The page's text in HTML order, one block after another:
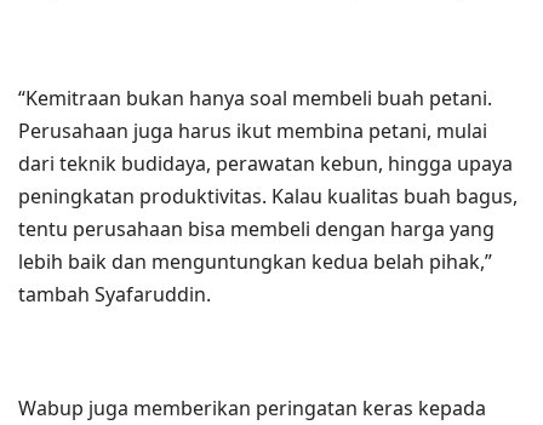
“Kemitraan bukan hanya soal membeli buah petani.
Perusahaan juga harus ikut membina petani, mulai
dari teknik budidaya, perawatan kebun, hingga upaya
peningkatan produktivitas. Kalau kualitas buah bagus,
tentu perusahaan bisa membeli dengan harga yang
lebih baik dan menguntungkan kedua belah pihak,”
tambah Syafaruddin.
Wabup juga memberikan peringatan keras kepada